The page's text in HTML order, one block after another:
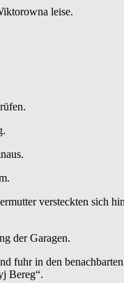
leise.
versteckten sich
der Garagen.
fuhr in den
Bereg“.